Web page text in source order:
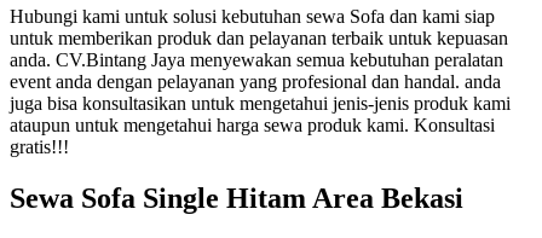
Hubungi kami untuk solusi kebutuhan sewa Sofa dan kami siap
untuk memberikan produk dan pelayanan terbaik untuk kepuasan
anda. CV.Bintang Jaya menyewakan semua kebutuhan peralatan
event anda dengan pelayanan yang profesional dan handal. anda
juga bisa konsultasikan untuk mengetahui jenis-jenis produk kami
ataupun untuk mengetahui harga sewa produk kami. Konsultasi
gratis!!!
Sewa Sofa Single Hitam Area Bekasi